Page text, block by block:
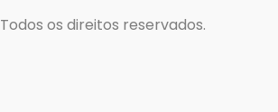
Todos os direitos reservados.